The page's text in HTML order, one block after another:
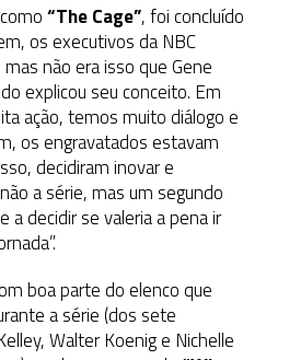
“The Cage”, foi concluído
os executivos da NBC
não era isso que Gene
explicou seu conceito. Em
ação, temos muito diálogo e
os engravatados estavam
decidiram inovar e
a série, mas um segundo
a decidir se valeria a pena ir
boa parte do elenco que
a série (dos sete
Walter Koenig e Nichelle